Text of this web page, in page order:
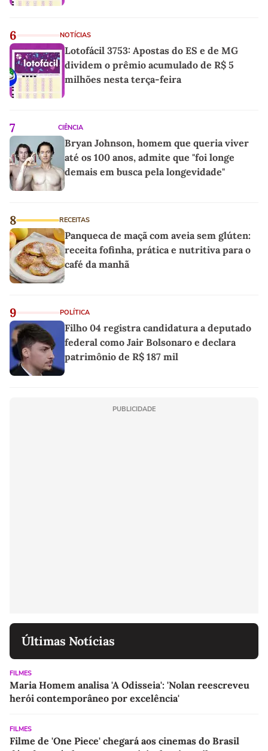
6 NOTÍCIAS
Lotofácil 3753: Apostas do ES e de MG
dividem o prêmio acumulado de R$ 5
milhões nesta terça-feira
7 CIÊNCIA
Bryan Johnson, homem que queria viver
até os 100 anos, admite que "foi longe
demais em busca pela longevidade"
8 RECEITAS
Panqueca de maçã com aveia sem glúten:
receita fofinha, prática e nutritiva para o
café da manhã
9 POLÍTICA
Filho 04 registra candidatura a deputado
federal como Jair Bolsonaro e declara
patrimônio de R$ 187 mil
PUBLICIDADE
Últimas Notícias
FILMES
Maria Homem analisa 'A Odisseia': 'Nolan reescreveu
herói contemporâneo por excelência'
FILMES
Filme de 'One Piece' chegará aos cinemas do Brasil